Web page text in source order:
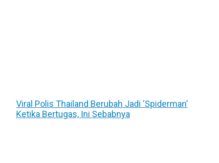
Viral Polis Thailand Berubah Jadi ‘Spiderman’
Ketika Bertugas, Ini Sebabnya